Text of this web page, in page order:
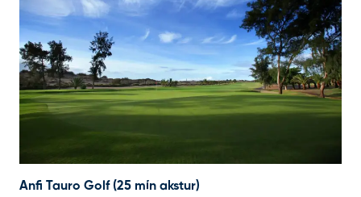
Anfi Tauro Golf (25 mín akstur)